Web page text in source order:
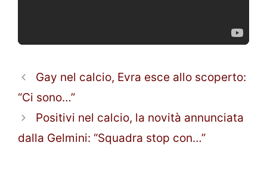
Gay nel calcio, Evra esce allo scoperto:
“Ci sono…”
Positivi nel calcio, la novità annunciata
dalla Gelmini: “Squadra stop con…”